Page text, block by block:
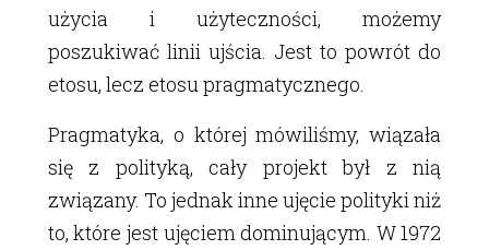
użycia i użyteczności, możemy
poszukiwać linii ujścia. Jest to powrót do
etosu, lecz etosu pragmatycznego.
Pragmatyka, o której mówiliśmy, wiązała
się z polityką, cały projekt był z nią
związany. To jednak inne ujęcie polityki niż
to, które jest ujęciem dominującym. W 1972